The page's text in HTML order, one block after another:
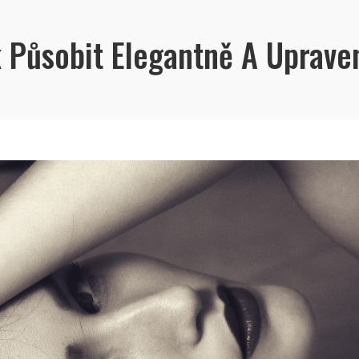
Působit Elegantně A